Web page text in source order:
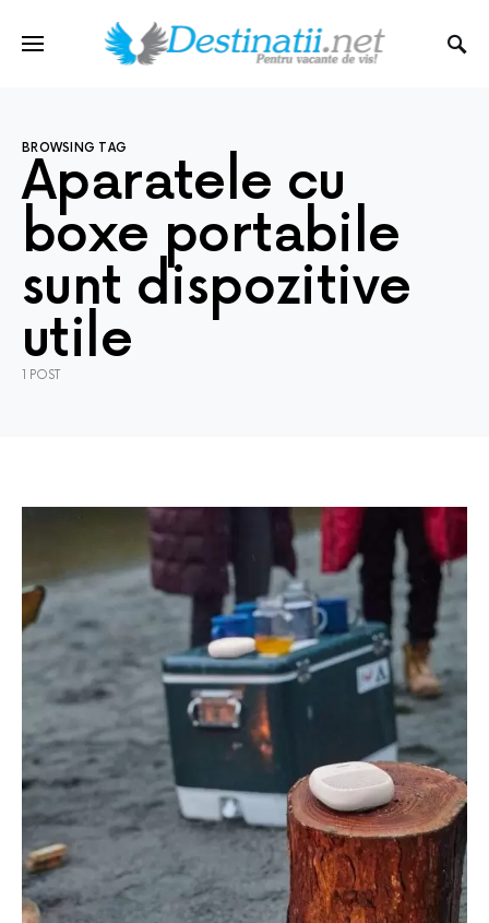
BROWSING TAG
Aparatele cu
boxe portabile
sunt dispozitive
utile
1 POST